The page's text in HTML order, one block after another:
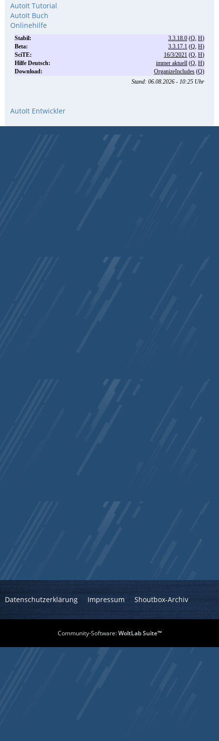
AutoIt Tutorial
AutoIt Buch
Onlinehilfe
AutoIt Entwickler
Datenschutzerklärung Impressum Shoutbox-Archiv
Community-Software:WoltLab Suite™